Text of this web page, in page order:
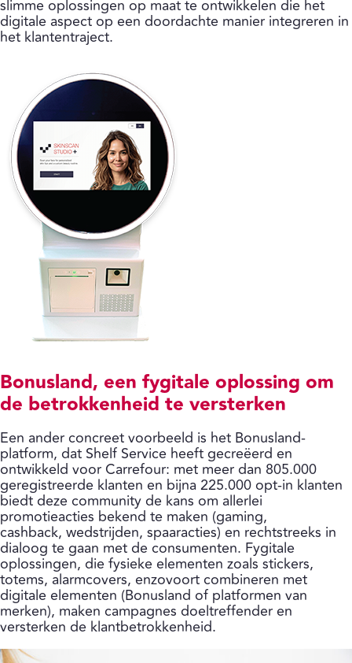
slimme oplossingen op maat te ontwikkelen die het
digitale aspect op een doordachte manier integreren in
het klantentraject.
Bonusland, een fygitale oplossing om
de betrokkenheid te versterken
Een ander concreet voorbeeld is het Bonusland-
platform, dat Shelf Service heeft gecreëerd en
ontwikkeld voor Carrefour: met meer dan 805.000
geregistreerde klanten en bijna 225.000 opt-in klanten
biedt deze community de kans om allerlei
promotieacties bekend te maken (gaming,
cashback, wedstrijden, spaaracties) en rechtstreeks in
dialoog te gaan met de consumenten. Fygitale
oplossingen, die fysieke elementen zoals stickers,
totems, alarmcovers, enzovoort combineren met
digitale elementen (Bonusland of platformen van
merken), maken campagnes doeltreffender en
versterken de klantbetrokkenheid.